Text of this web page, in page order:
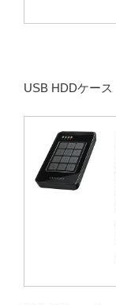
USB HDDケース